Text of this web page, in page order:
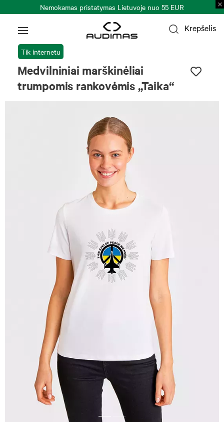
Nemokamas pristatymas Lietuvoje nuo 55 EUR
Krepšelis
Tik internetu
Medvilniniai marškinėliai
trumpomis rankovėmis „Taika“